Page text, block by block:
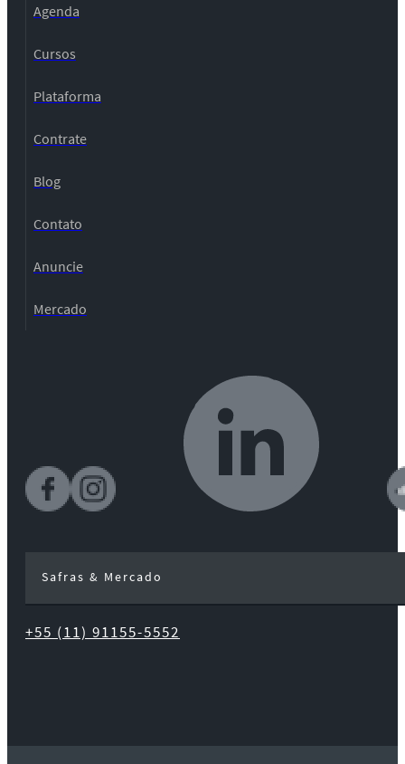
Agenda
Cursos
Plataforma
Contrate
Blog
Contato
Anuncie
Mercado
Safras & Mercado
+55 (11) 91155-5552